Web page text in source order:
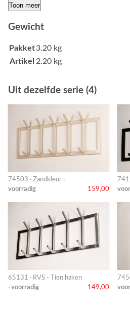
Toon meer
Gewicht
Pakket3.20 kg
Artikel 2.20 kg
Uit dezelfde serie (4)
74503 · Zandkleur ·
voorradig
159,00
65131 · RVS - Tien haken
· voorradig 149,00